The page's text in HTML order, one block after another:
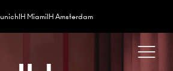
IH MiamiIH Amsterdam